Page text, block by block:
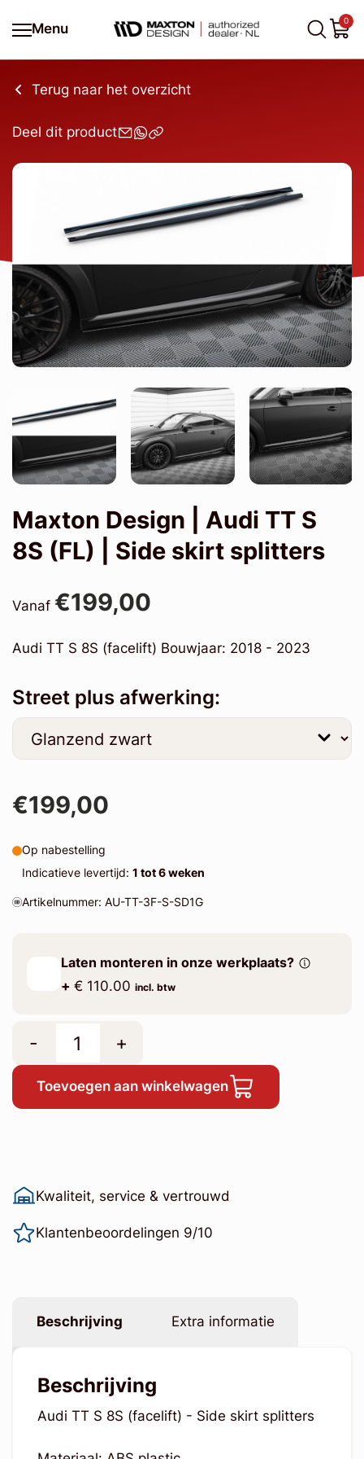
Menu
0
Terug naar het overzicht
Deel dit product
Maxton Design | Audi TT S
8S (FL) | Side skirt splitters
Vanaf €199,00
Audi TT S 8S (facelift) Bouwjaar: 2018 - 2023
Street plus afwerking:
€199,00
Op nabestelling
Indicatieve levertijd: 1 tot 6 weken
Artikelnummer: AU-TT-3F-S-SD1G
Laten monteren in onze werkplaats?
+ € 110.00 incl. btw
- +
Toevoegen aan winkelwagen
Kwaliteit, service & vertrouwd
Klantenbeoordelingen 9/10
Beschrijving Extra informatie
Beschrijving
Audi TT S 8S (facelift) - Side skirt splitters